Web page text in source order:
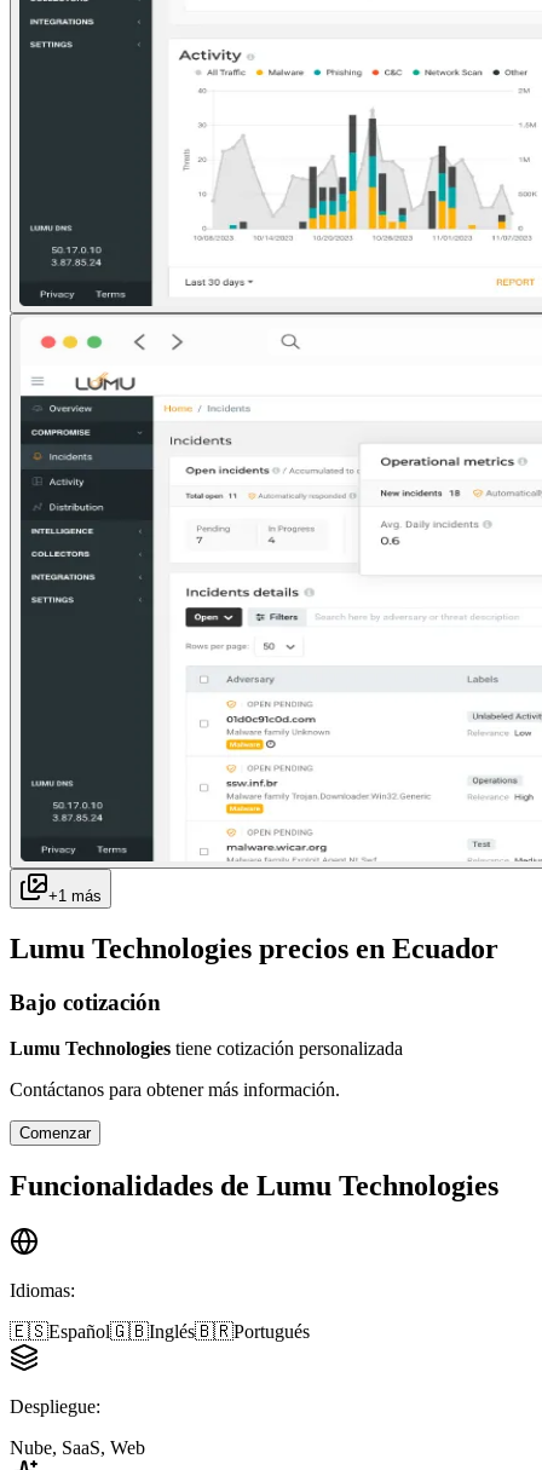
+1 más
Lumu Technologies precios en Ecuador
Bajo cotización
Lumu Technologies tiene cotización personalizada
Contáctanos para obtener más información.
Comenzar
Funcionalidades de Lumu Technologies
Idiomas:
🇪🇸Español🇬🇧Inglés🇧🇷Portugués
Despliegue:
Nube, SaaS, Web